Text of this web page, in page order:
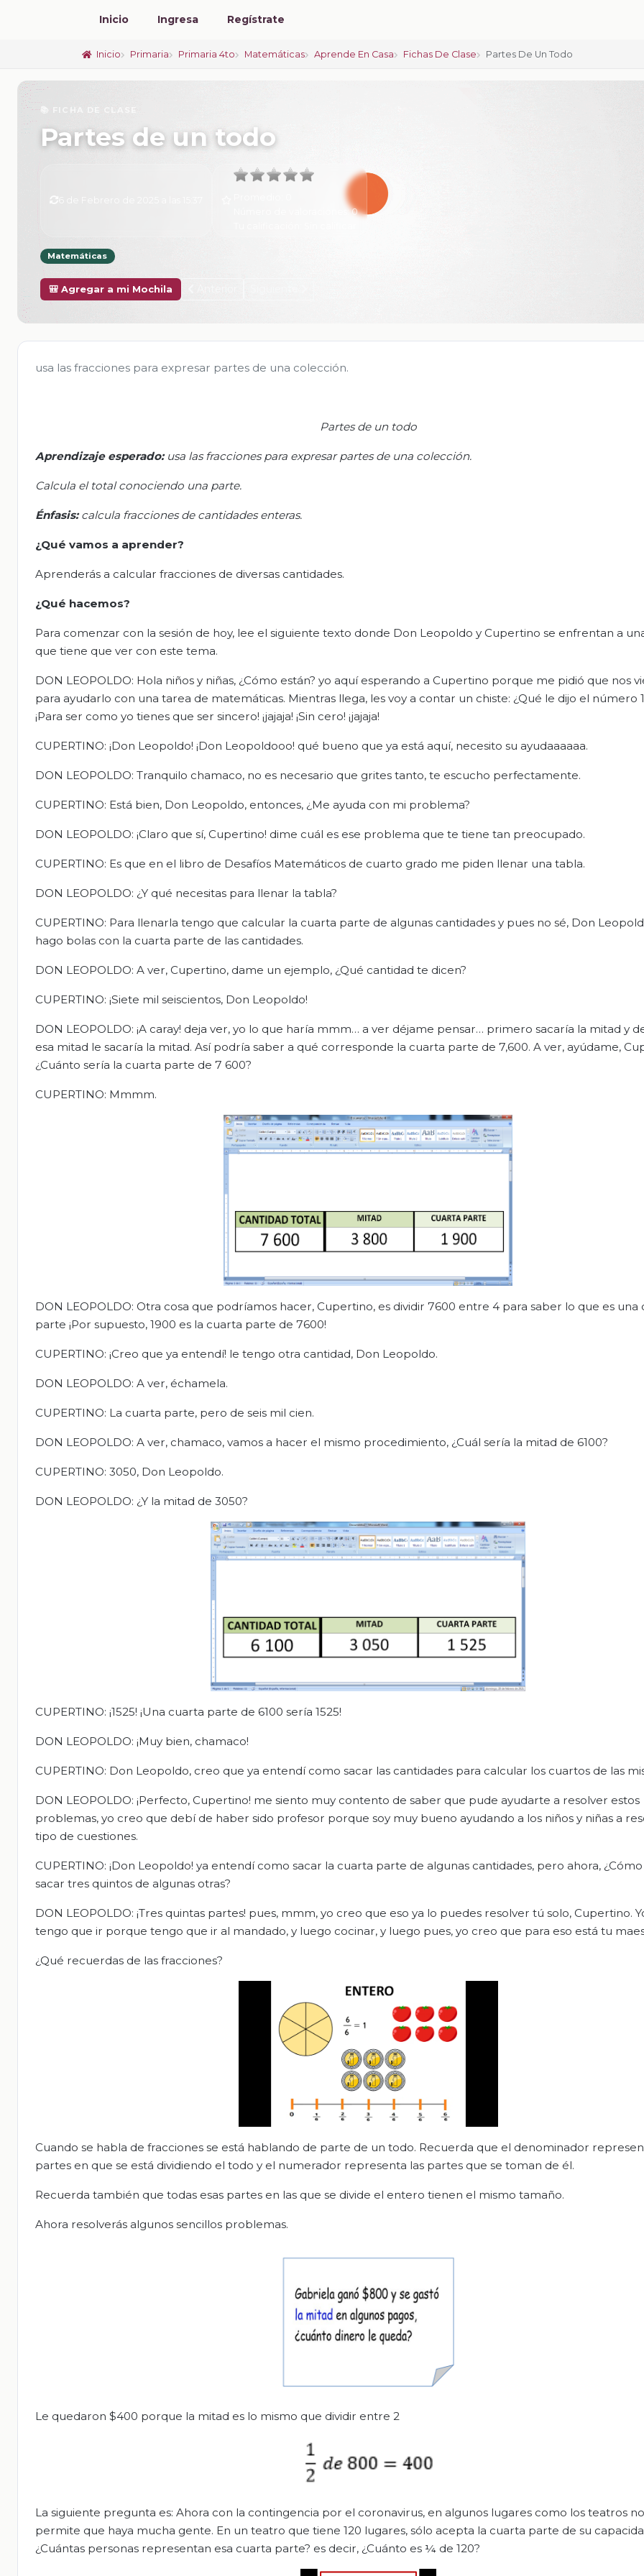
Inicio Ingresa Regístrate
Inicio Primaria Primaria 4to Matemáticas Aprende En Casa Fichas De Clase Partes De Un Todo
📚 FICHA DE CLASE
Partes de un todo
Número de valoraciones:0
Matemáticas
🎒 Agregar a mi Mochila
usa las fracciones para expresar partes de una colección.
Partes de un todo
Aprendizaje esperado: usa las fracciones para expresar partes de una colección.
Calcula el total conociendo una parte.
Énfasis:calcula fracciones de cantidades enteras.
¿Qué vamos a aprender?
Aprenderás a calcular fracciones de diversas cantidades.
¿Qué hacemos?
Para comenzar con la sesión de hoy, lee el siguiente texto donde Don Leopoldo y Cupertino se enfrentan a
que tiene que ver con este tema.
DON LEOPOLDO: Hola niños y niñas, ¿Cómo están? yo aquí esperando a Cupertino porque me pidió que nos
para ayudarlo con una tarea de matemáticas. Mientras llega, les voy a contar un chiste: ¿Qué le dijo el número 1
¡Para ser como yo tienes que ser sincero! ¡jajaja! ¡Sin cero! ¡jajaja!
CUPERTINO: ¡Don Leopoldo! ¡Don Leopoldooo! qué bueno que ya está aquí, necesito su ayudaaaaaa.
DON LEOPOLDO: Tranquilo chamaco, no es necesario que grites tanto, te escucho perfectamente.
CUPERTINO: Está bien, Don Leopoldo, entonces, ¿Me ayuda con mi problema?
DON LEOPOLDO: ¡Claro que sí, Cupertino! dime cuál es ese problema que te tiene tan preocupado.
CUPERTINO: Es que en el libro de Desafíos Matemáticos de cuarto grado me piden llenar una tabla.
DON LEOPOLDO: ¿Y qué necesitas para llenar la tabla?
CUPERTINO: Para llenarla tengo que calcular la cuarta parte de algunas cantidades y pues no sé, Don
hago bolas con la cuarta parte de las cantidades.
DON LEOPOLDO: A ver, Cupertino, dame un ejemplo, ¿Qué cantidad te dicen?
CUPERTINO: ¡Siete mil seiscientos, Don Leopoldo!
DON LEOPOLDO: ¡A caray! deja ver, yo lo que haría mmm… a ver déjame pensar… primero sacaría la mitad y
esa mitad le sacaría la mitad. Así podría saber a qué corresponde la cuarta parte de 7,600. A ver, ayúdame,
¿Cuánto sería la cuarta parte de 7 600?
CUPERTINO: Mmmm.
DON LEOPOLDO: Otra cosa que podríamos hacer, Cupertino, es dividir 7600 entre 4 para saber lo que es una
parte ¡Por supuesto, 1900 es la cuarta parte de 7600!
CUPERTINO: ¡Creo que ya entendí! le tengo otra cantidad, Don Leopoldo.
DON LEOPOLDO: A ver, échamela.
CUPERTINO: La cuarta parte, pero de seis mil cien.
DON LEOPOLDO: A ver, chamaco, vamos a hacer el mismo procedimiento, ¿Cuál sería la mitad de 6100?
CUPERTINO: 3050, Don Leopoldo.
DON LEOPOLDO: ¿Y la mitad de 3050?
CUPERTINO: ¡1525! ¡Una cuarta parte de 6100 sería 1525!
DON LEOPOLDO: ¡Muy bien, chamaco!
CUPERTINO: Don Leopoldo, creo que ya entendí como sacar las cantidades para calcular los cuartos de las
DON LEOPOLDO: ¡Perfecto, Cupertino! me siento muy contento de saber que pude ayudarte a resolver estos
problemas, yo creo que debí de haber sido profesor porque soy muy bueno ayudando a los niños y niñas a
tipo de cuestiones.
CUPERTINO: ¡Don Leopoldo! ya entendí como sacar la cuarta parte de algunas cantidades, pero ahora,
sacar tres quintos de algunas otras?
DON LEOPOLDO: ¡Tres quintas partes! pues, mmm, yo creo que eso ya lo puedes resolver tú solo, Cupertino.
tengo que ir porque tengo que ir al mandado, y luego cocinar, y luego pues, yo creo que para eso está tu
¿Qué recuerdas de las fracciones?
Cuando se habla de fracciones se está hablando de parte de un todo. Recuerda que el denominador
partes en que se está dividiendo el todo y el numerador representa las partes que se toman de él.
Recuerda también que todas esas partes en las que se divide el entero tienen el mismo tamaño.
Ahora resolverás algunos sencillos problemas.
Le quedaron $400 porque la mitad es lo mismo que dividir entre 2
La siguiente pregunta es: Ahora con la contingencia por el coronavirus, en algunos lugares como los teatros
permite que haya mucha gente. En un teatro que tiene 120 lugares, sólo acepta la cuarta parte de su
¿Cuántas personas representan esa cuarta parte? es decir, ¿Cuánto es ¼ de 120?